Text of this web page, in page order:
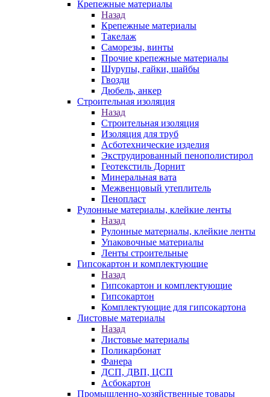
Крепежные материалы
Назад
Крепежные материалы
Такелаж
Саморезы, винты
Прочие крепежные материалы
Шурупы, гайки, шайбы
Гвозди
Дюбель, анкер
Строительная изоляция
Назад
Строительная изоляция
Изоляция для труб
Асботехнические изделия
Экструдированный пенополистирол
Геотекстиль Дорнит
Минеральная вата
Межвенцовый утеплитель
Пенопласт
Рулонные материалы, клейкие ленты
Назад
Рулонные материалы, клейкие ленты
Упаковочные материалы
Ленты строительные
Гипсокартон и комплектующие
Назад
Гипсокартон и комплектующие
Гипсокартон
Комплектующие для гипсокартона
Листовые материалы
Назад
Листовые материалы
Поликарбонат
Фанера
ДСП, ДВП, ЦСП
Асбокартон
Промышленно-хозяйственные товары